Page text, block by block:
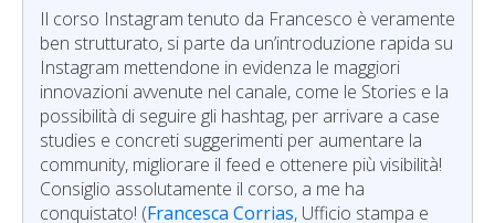
Il corso Instagram tenuto da Francesco è veramente
ben strutturato, si parte da un’introduzione rapida su
Instagram mettendone in evidenza le maggiori
innovazioni avvenute nel canale, come le Stories e la
possibilità di seguire gli hashtag, per arrivare a case
studies e concreti suggerimenti per aumentare la
community, migliorare il feed e ottenere più visibilità!
Consiglio assolutamente il corso, a me ha
conquistato! (Francesca Corrias, Ufficio stampa e